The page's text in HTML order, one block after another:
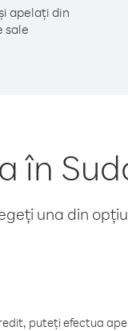
apelați din
sale
în
una din
puteți efectua